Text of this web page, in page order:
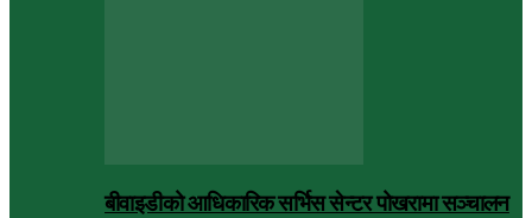
बीवाइडीको आधिकारिक सर्भिस सेन्टर पोखरामा सञ्चालन